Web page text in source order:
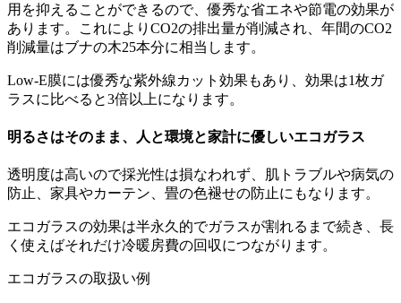
用を抑えることができるので、優秀な省エネや節電の効果が
あります。これによりCO2の排出量が削減され、年間のCO2
削減量はブナの木25本分に相当します。
Low-E膜には優秀な紫外線カット効果もあり、効果は1枚ガ
ラスに比べると3倍以上になります。
明るさはそのまま、人と環境と家計に優しいエコガラス
透明度は高いので採光性は損なわれず、肌トラブルや病気の
防止、家具やカーテン、畳の色褪せの防止にもなります。
エコガラスの効果は半永久的でガラスが割れるまで続き、長
く使えばそれだけ冷暖房費の回収につながります。
エコガラスの取扱い例